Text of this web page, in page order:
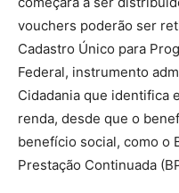
vouchers poderão ser
Cadastro Único para
Federal, instrumento
Cidadania que identifica
renda, desde que o
benefício social, como o
Prestação Continuada